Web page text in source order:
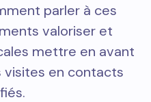
parler à ces
valoriser et
mettre en avant
visites en contacts